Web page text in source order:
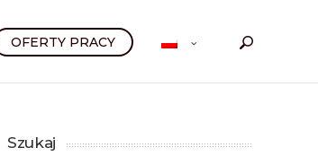
OFERTY PRACY
Szukaj